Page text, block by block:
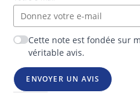
Cette note est fondée sur
véritable avis.
ENVOYER UN AVIS